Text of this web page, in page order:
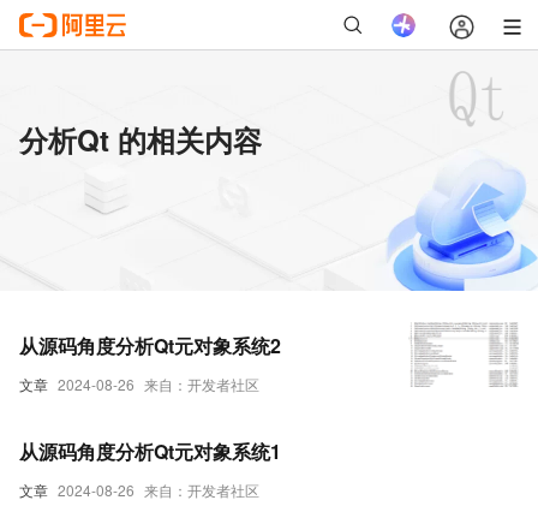
分析Qt 的相关内容
文章 2024-08-26 来自：开发者社区
从源码角度分析Qt元对象系统2
文章 2024-08-26 来自：开发者社区
从源码角度分析Qt元对象系统1